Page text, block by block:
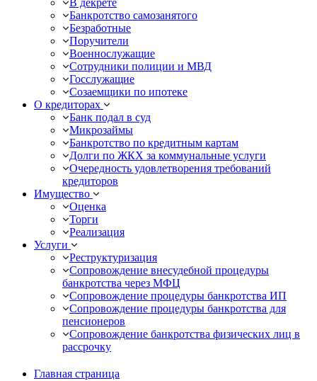
В декрете
Банкротство самозанятого
Безработные
Поручители
Военнослужащие
Сотрудники полиции и МВД
Госслужащие
Созаемщики по ипотеке
О кредиторах
Банк подал в суд
Микрозаймы
Банкротство по кредитным картам
Долги по ЖКХ за коммунальные услуги
Очередность удовлетворения требований
кредиторов
Имущество
Оценка
Торги
Реализация
Услуги
Реструктуризация
Сопровождение внесудебной процедуры
банкротства через МФЦ
Сопровождение процедуры банкротства ИП
Сопровождение процедуры банкротства для
пенсионеров
Сопровождение банкротства физических лиц в
рассрочку
Главная страница